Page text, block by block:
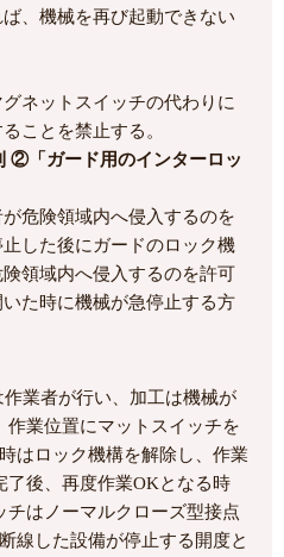
、機械を再び起動できない
ネットスイッチの代わりに
ことを禁止する。
②「ガード用のインターロッ
危険領域内へ侵入するのを
した後にガードのロック機
領域内へ侵入するのを許可
た時に機械が急停止する方
業者が行い、加工は機械が
作業位置にマットスイッチを
はロック機構を解除し、作業
了後、再度作業OKとなる時
チはノーマルクローズ型接点
線した設備が停止する開度と